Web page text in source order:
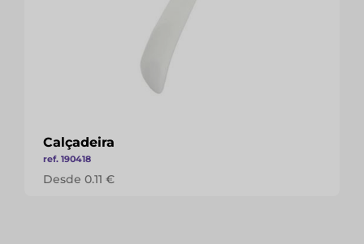
Calçadeira
ref. 190418
Desde 0.11 €